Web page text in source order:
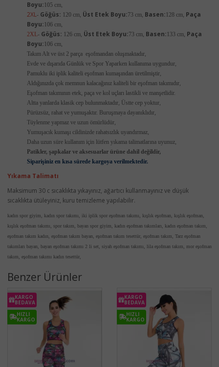
Boyu:105 cm,
2XL- Göğüs: 120 cm, Üst Etek Boyu:73 cm, Basen:128 cm, Paça
Boyu:106 cm,
2XL- Göğüs: 126 cm, Üst Etek Boyu:73 cm, Basen:133 cm, Paça
Boyu:106 cm,
Takım Alt ve üst 2 parça eşofmandan oluşmaktadır,
Evde ve dışarıda Günlük ve Spor Yaparken kullanıma uygundur,
Pamuklu iki iplik kaliteli eşofman kumaşından üretilmiştir,
Aldığınızda çok memnun kalacağınız kaliteli bir eşofman takımıdır,
Eşofman takımının etek, paça ve kol uçları lastikli ve manşetlidir.
Altta yanlarda klasik cep bulunmaktadır, Üstte cep yoktur,
Pürüzsüz, rahat ve yumuşaktır. Buruşmaya dayanıklıdır,
Tüylenme yapmaz ve uzun ömürlüdür,
Yumuşacık kumaşı cildinizde rahatsızlık uyandırmaz,
Daha uzun süre kullanım için lütfen yıkama talimatlarına uyunuz,
Patikler, şapkalar ve aksesuarlar ürüne dahil değildir,
Siparişiniz en kısa sürede kargoya verilmektedir.
Yıkama Talimatı
Maksimum 30 c sıcaklıkta yıkayınız, ağartıcı kullanmayınız ve düşük
sıcaklıkta ütüleyiniz, kuru temizleme yapılabilir.
kadın spor giyim, kadın spor takımı, iki iplik spor eşofman takımı, kışlık eşofman, kışlık eşofman,
kışlık eşofman takımı, spor takım, bayan spor giyim, kadın eşofman takımları, kadın eşofman takım,
eşofman takım kadın, eşofman takım bayan, eşofman takım tesettür, eşofman takım, Tarz eşofman
takımları bayan, bayan eşofman takımı 2 li set, siyah eşofman takımı, lila eşofman takım, mor eşofman
takım, eşofman takımı kadın tesettür,
Benzer Ürünler
KARGO
BEDAVA
HIZLI
KARGO
KARGO
BEDAVA
HIZLI
KARGO